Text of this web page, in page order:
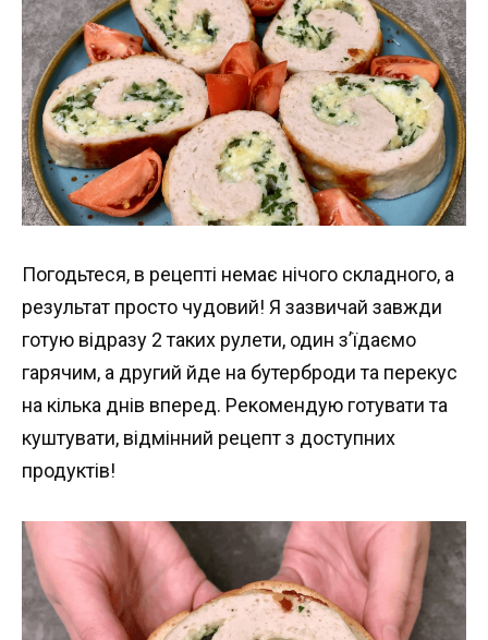
Погодьтеся, в рецепті немає нічого складного, а
результат просто чудовий! Я зазвичай завжди
готую відразу 2 таких рулети, один з’їдаємо
гарячим, а другий йде на бутерброди та перекус
на кілька днів вперед. Рекомендую готувати та
куштувати, відмінний рецепт з доступних
продуктів!